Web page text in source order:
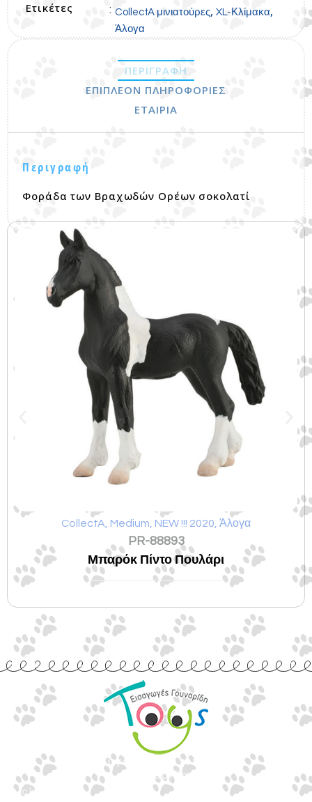
Ετικέτες : CollectA μινιατούρες, XL-Κλίμακα,
Άλογα
ΠΕΡΙΓΡΑΦΉ
ΕΠΙΠΛΈΟΝ ΠΛΗΡΟΦΟΡΊΕΣ
ΕΤΑΙΡΊΑ
Περιγραφή
Φοράδα των Βραχωδών Ορέων σοκολατί
Σχετικά προϊόντα
CollectA Medium NEW !!! 2020 Άλογα
PR-88893
Μπαρόκ Πίντο Πουλάρι
Εισαγωγές Παιχνιδιών
Γουναρίδη
Quick Links